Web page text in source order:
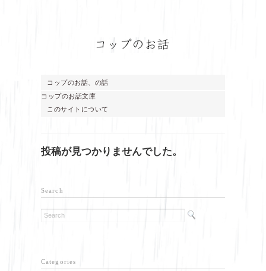
コップのお話、の話
コップのお話文庫
このサイトについて
投稿が見つかりませんでした。
Search
Categories